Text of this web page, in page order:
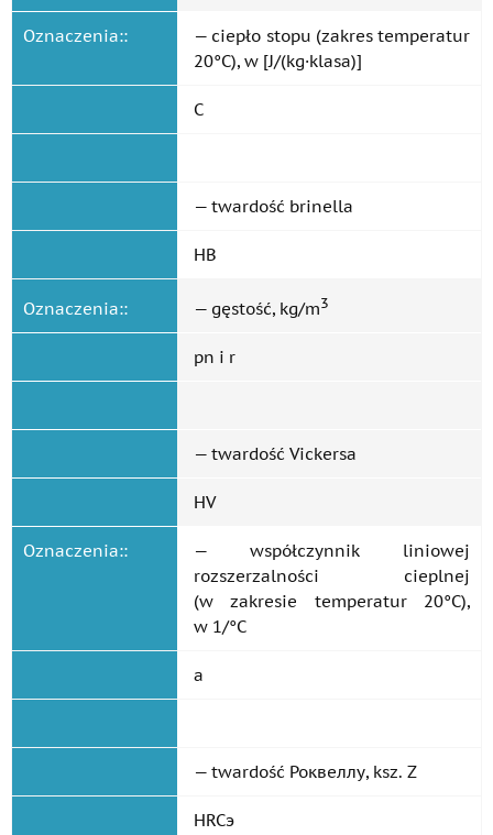
Oznaczenia::
— ciepło stopu (zakres temperatur
20°C), w [J/(kg·klasa)]
C
— twardość brinella
HB
Oznaczenia:: — gęstość, kg/m3
pn i r
— twardość Vickersa
HV
Oznaczenia::
— współczynnik liniowej
rozszerzalności cieplnej
(w zakresie temperatur 20°C),
w 1/°C
a
— twardość Роквеллу, ksz. Z
HRCэ